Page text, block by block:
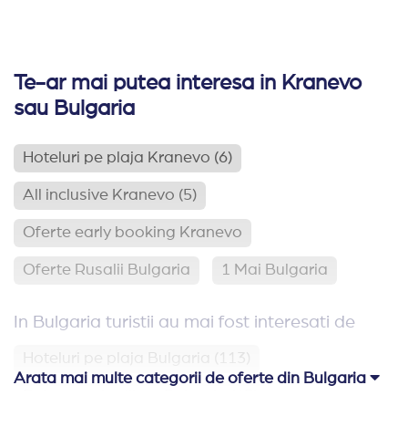
Te-ar mai putea interesa in Kranevo
sau Bulgaria
Hoteluri pe plaja Kranevo (6)
All inclusive Kranevo (5)
Oferte early booking Kranevo
Oferte Rusalii Bulgaria 1 Mai Bulgaria
In Bulgaria turistii au mai fost interesati de
Hoteluri pe plaja Bulgaria (113)
Arata mai multe categorii de oferte din Bulgaria